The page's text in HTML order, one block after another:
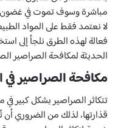
مباشرة وسوف تموت في
لا نعتمد فقط على المواد
فعالة لهذه الطرق نلجأ إلى
الحديثة لمكافحة الصراصير
مكافحة الصراصير
تتكاثر الصراصير بشكل
قذارتها، لذلك من الضروري أن